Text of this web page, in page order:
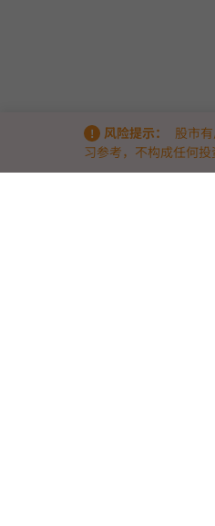
风险提示：
股市
习参考，不构成任何